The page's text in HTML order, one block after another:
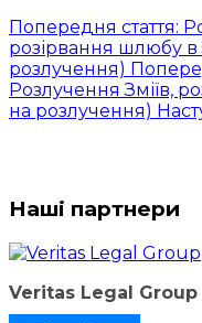
Попередня стаття:
розірвання шлюбу в
розлучення)
Розлучення Зміїв,
на розлучення)
Наші партнери
Veritas Legal Group